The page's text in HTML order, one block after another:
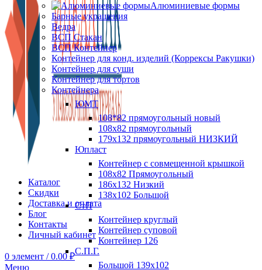
Каталог
Скидки
Доставка и оплата
Блог
Контакты
Личный кабинет
0 элемент / 0.00₽
Меню
Алюминиевые формы
Барные украшения
Ведра
ВСП Стакан
ВСП Контейнер
Контейнер для конд. изделий (Коррексы Ракушки)
Контейнер для суши
Контейнер для тортов
Контейнера
ЮМТ
108*82 прямоугольный новый
108х82 прямоугольный
179х132 прямоугольный НИЗКИЙ
Юпласт
Контейнер с совмещенной крышкой
108х82 Прямоугольный
186х132 Низкий
138х102 Большой
СтП
Контейнер круглый
Контейнер суповой
Контейнер 126
С.П.Г.
Большой 139х102